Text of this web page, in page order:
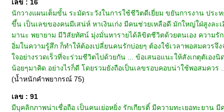
เลข : 16
นักวางแผนเต็มขั้น ระมัดระวังในการใช้ชีวิตดีเยี่ยม ขยันการงาน ประ
ขึ้น เป็นเลขของคนมีเสน่ห์ หาเงินเก่ง มีคนช่วยเหลือดี มักใหญ่ใฝ่สูงล
มานะ พยายาม มีวิสัยทัศน์ มุ่งมั่นหารายได้ลิขิตชีวิตด้วยตนเอง ความรั
อิ่มในความรู้สึก ก็ทำให้ต้องเปลี่ยนคนรักบ่อยๆ ต้องใช้เวลาพอสมควร
ใจอย่างรวดเร็วที่จะร่วมชีวิตไปด้วยกัน ... ข้อเสนอแนะให้สังเกตุตัเอง
น้อยๆมาคิด อย่างไรก็ดี โดยรวมยังถือเป็นเลขรอบคอบน่าใช้พอสมควร
(น้ำหนักคำพยากรณ์ 75)
เลข : 91
มีบุคลิกภาพน่าเชื่อถือ เป็นคนเย่อหยิ่ง รักเกียรติ์ มีความทะเยอทะยา